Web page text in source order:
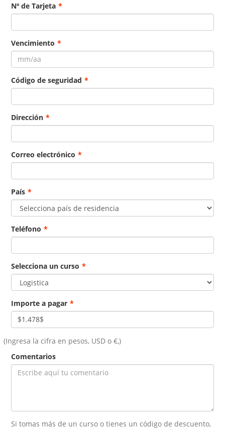
Nº de Tarjeta *
Vencimiento *
Código de seguridad *
Dirección *
Correo electrónico *
País *
Teléfono *
Selecciona un curso *
Importe a pagar *
(Ingresa la cifra en pesos, USD o €,)
Comentarios
Si tomas más de un curso o tienes un código de descuento,